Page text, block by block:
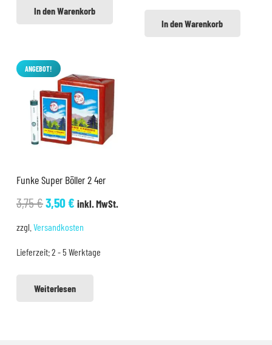
In den Warenkorb
In den Warenkorb
ANGEBOT!
Funke Super Böller 2 4er
3,75€Ursprünglicher
3,75 €
3,50€Aktueller
3,50 €.
inkl. MwSt.
zzgl. Versandkosten
Lieferzeit:2 - 5 Werktage
Weiterlesen